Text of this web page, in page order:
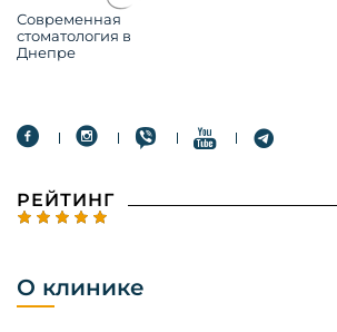
Современная
стоматология в
Днепре
РЕЙТИНГ
О клинике